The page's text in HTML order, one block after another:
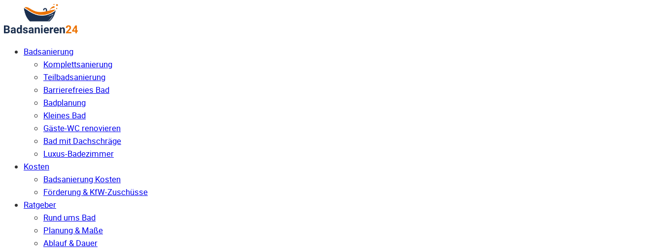
Badsanierung
Komplettsanierung
Teilbadsanierung
Barrierefreies Bad
Badplanung
Kleines Bad
Gäste-WC renovieren
Bad mit Dachschräge
Luxus-Badezimmer
Kosten
Badsanierung Kosten
Förderung & KfW-Zuschüsse
Ratgeber
Rund ums Bad
Planung & Maße
Ablauf & Dauer